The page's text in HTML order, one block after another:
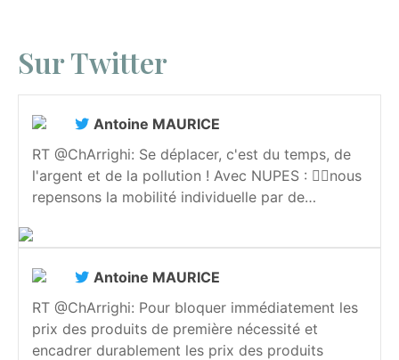
Sur Twitter
Antoine MAURICE
RT @ChArrighi: Se déplacer, c'est du temps, de
l'argent et de la pollution ! Avec NUPES : 👉🏻nous
repensons la mobilité individuelle par de…
Antoine MAURICE
RT @ChArrighi: Pour bloquer immédiatement les
prix des produits de première nécessité et
encadrer durablement les prix des produits